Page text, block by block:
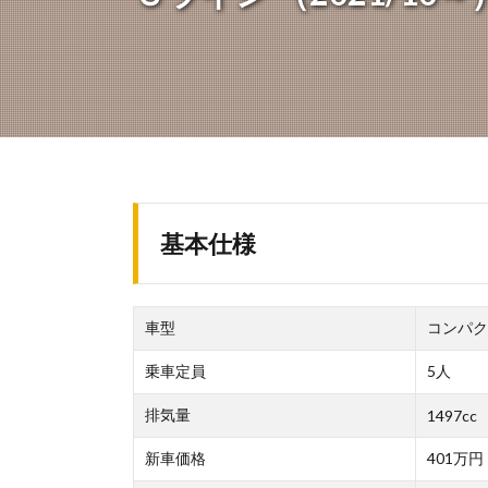
基本仕様
車型 コンパ
乗車定員 5人
排気量 1497cc
新車価格 401万円